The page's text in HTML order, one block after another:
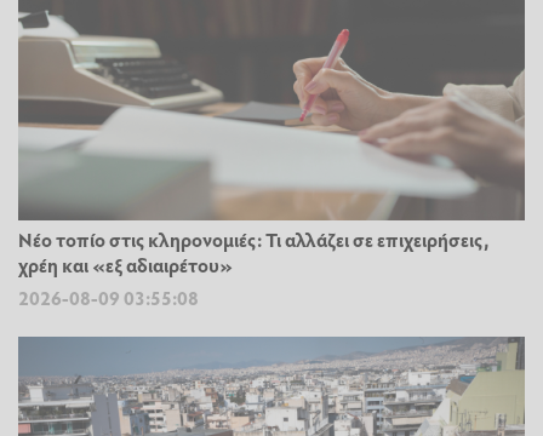
Νέο τοπίο στις κληρονομιές: Τι αλλάζει σε επιχειρήσεις,
χρέη και «εξ αδιαιρέτου»
2026-08-09 03:55:08